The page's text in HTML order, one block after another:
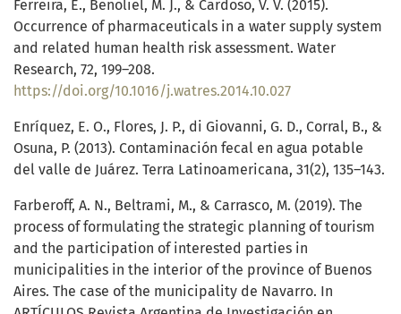
Ferreira, E., Benoliel, M. J., & Cardoso, V. V. (2015).
Occurrence of pharmaceuticals in a water supply system
and related human health risk assessment. Water
Research, 72, 199–208.
https://doi.org/10.1016/j.watres.2014.10.027
Enríquez, E. O., Flores, J. P., di Giovanni, G. D., Corral, B., &
Osuna, P. (2013). Contaminación fecal en agua potable
del valle de Juárez. Terra Latinoamericana, 31(2), 135–143.
Farberoff, A. N., Beltrami, M., & Carrasco, M. (2019). The
process of formulating the strategic planning of tourism
and the participation of interested parties in
municipalities in the interior of the province of Buenos
Aires. The case of the municipality de Navarro. In